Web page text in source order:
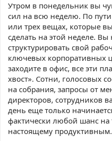
Утром в понедельник вы
сил на всю неделю. По
или трех вещах, которые
сделать на этой неделе. Вы
структурировать свой
ключевых корпоративных
заходите в офис, все эти
хвост». Сотни, голосовых
на собрания, запросы от
директоров, сотрудников
день еще только
фактически любой шанс на
настоящему продуктивным.